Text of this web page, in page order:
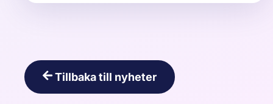
Tillbaka till nyheter